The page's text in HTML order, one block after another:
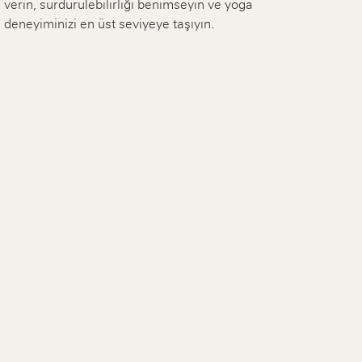
verin, sürdürülebilirliği benimseyin ve yoga
deneyiminizi en üst seviyeye taşıyın.